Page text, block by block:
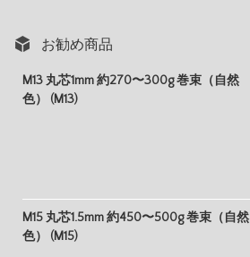
お勧め商品
M13 丸芯1mm 約270〜300g 巻束（自然
色） (M13)
M15 丸芯1.5mm 約450〜500g 巻束（自然
色） (M15)